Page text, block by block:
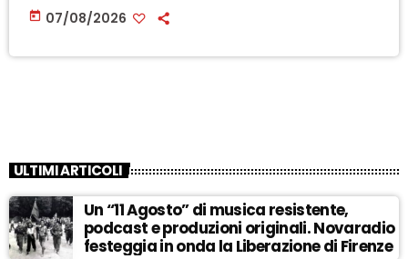
today 07/08/2026
ULTIMI ARTICOLI
Un “11 Agosto” di musica resistente,
podcast e produzioni originali. Novaradio
festeggia in onda la Liberazione di Firenze